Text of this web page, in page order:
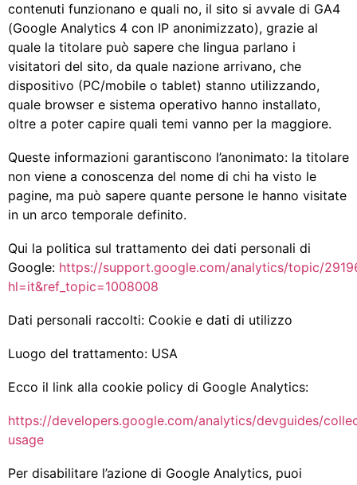
contenuti funzionano e quali no, il sito si avvale di GA4
(Google Analytics 4 con IP anonimizzato), grazie al
quale la titolare può sapere che lingua parlano i
visitatori del sito, da quale nazione arrivano, che
dispositivo (PC/mobile o tablet) stanno utilizzando,
quale browser e sistema operativo hanno installato,
oltre a poter capire quali temi vanno per la maggiore.
Queste informazioni garantiscono l’anonimato: la titolare
non viene a conoscenza del nome di chi ha visto le
pagine, ma può sapere quante persone le hanno visitate
in un arco temporale definito.
Qui la politica sul trattamento dei dati personali di
Google: https://support.google.com/analytics/topic/
hl=it&ref_topic=1008008
Dati personali raccolti: Cookie e dati di utilizzo
Luogo del trattamento: USA
Ecco il link alla cookie policy di Google Analytics:
https://developers.google.com/analytics/devguides/
usage
Per disabilitare l’azione di Google Analytics, puoi